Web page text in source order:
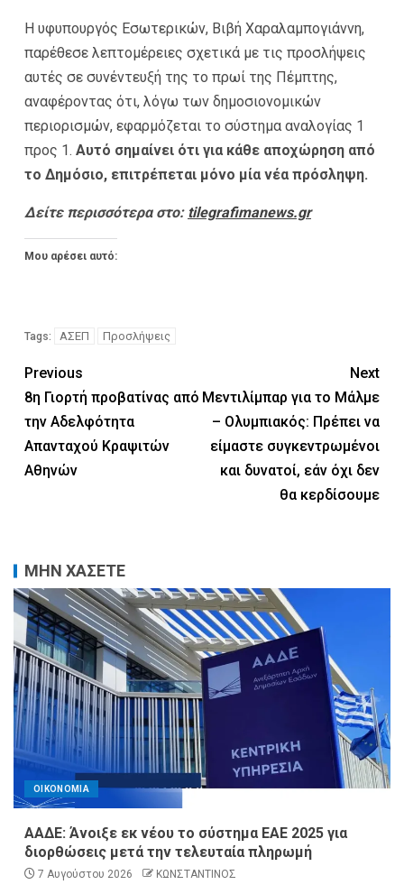
Η υφυπουργός Εσωτερικών, Βιβή Χαραλαμπογιάννη,
παρέθεσε λεπτομέρειες σχετικά με τις προσλήψεις
αυτές σε συνέντευξή της το πρωί της Πέμπτης,
αναφέροντας ότι, λόγω των δημοσιονομικών
περιορισμών, εφαρμόζεται το σύστημα αναλογίας 1
προς 1. Αυτό σημαίνει ότι για κάθε αποχώρηση από
το Δημόσιο, επιτρέπεται μόνο μία νέα πρόσληψη.
Δείτε περισσότερα στο: tilegrafimanews.gr
Μου αρέσει αυτό:
Tags: ΑΣΕΠ Προσλήψεις
Previous
8η Γιορτή προβατίνας από
την Αδελφότητα
Απανταχού Κραψιτών
Αθηνών
Next
Μεντιλίμπαρ για το Μάλμε
– Ολυμπιακός: Πρέπει να
είμαστε συγκεντρωμένοι
και δυνατοί, εάν όχι δεν
θα κερδίσουμε
ΜΗΝ ΧΑΣΕΤΕ
ΟΙΚΟΝΟΜΙΑ
ΑΑΔΕ: Άνοιξε εκ νέου το σύστημα ΕΑΕ 2025 για
διορθώσεις μετά την τελευταία πληρωμή
7 Αυγούστου 2026 ΚΩΝΣΤΑΝΤΙΝΟΣ